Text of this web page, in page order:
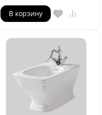
В корзину